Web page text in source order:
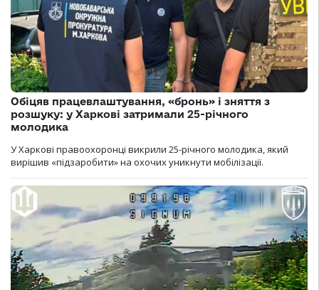
Обіцяв працевлаштування, «бронь» і зняття з
розшуку: у Харкові затримали 25-річного
молодика
У Харкові правоохоронці викрили 25-річного молодика, який
вирішив «підзаробити» на охочих уникнути мобілізації.